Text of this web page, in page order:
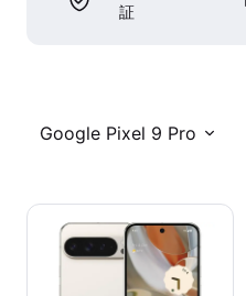
証
Google Pixel 9 Pro